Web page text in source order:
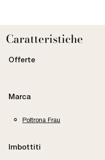
Caratteristiche
Offerte
Marca
Poltrona Frau
Imbottiti